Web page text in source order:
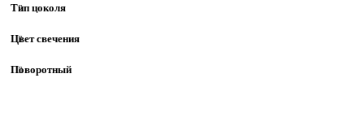
Тип цоколя
Цвет свечения
Поворотный